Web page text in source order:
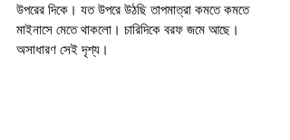
উপরের দিকে। যত উপরে উঠছি তাপমাত্রা কমতে কমতে
মাইনাসে মেতে থাকলো। চারিদিকে বরফ জমে আছে।
অসাধারণ সেই দৃশ্য।